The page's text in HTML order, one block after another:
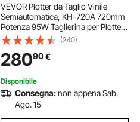
VEVOR Plotter da Taglio Vinile
Semiautomatica, KH-720A 720mm
Potenza 95W Taglierina per Plotter
Vinile Signmaster con Luce Guida a
LED per Adesivi per Auto, Segnali
Stradali, Palloncini, Caschi, ecc.
(240)
28090€
Disponibile
Consegna:non appena Sab.
Ago. 15